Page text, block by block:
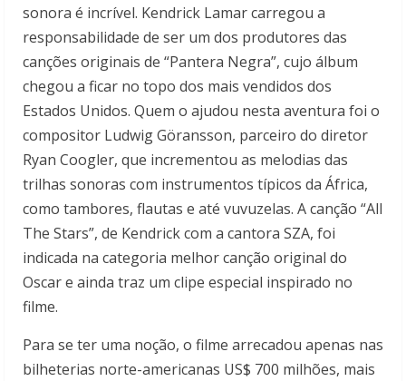
sonora é incrível. Kendrick Lamar carregou a
responsabilidade de ser um dos produtores das
canções originais de “Pantera Negra”, cujo álbum
chegou a ficar no topo dos mais vendidos dos
Estados Unidos. Quem o ajudou nesta aventura foi o
compositor Ludwig Göransson, parceiro do diretor
Ryan Coogler, que incrementou as melodias das
trilhas sonoras com instrumentos típicos da África,
como tambores, flautas e até vuvuzelas. A canção “All
The Stars”, de Kendrick com a cantora SZA, foi
indicada na categoria melhor canção original do
Oscar e ainda traz um clipe especial inspirado no
filme.
Para se ter uma noção, o filme arrecadou apenas nas
bilheterias norte-americanas US$ 700 milhões, mais